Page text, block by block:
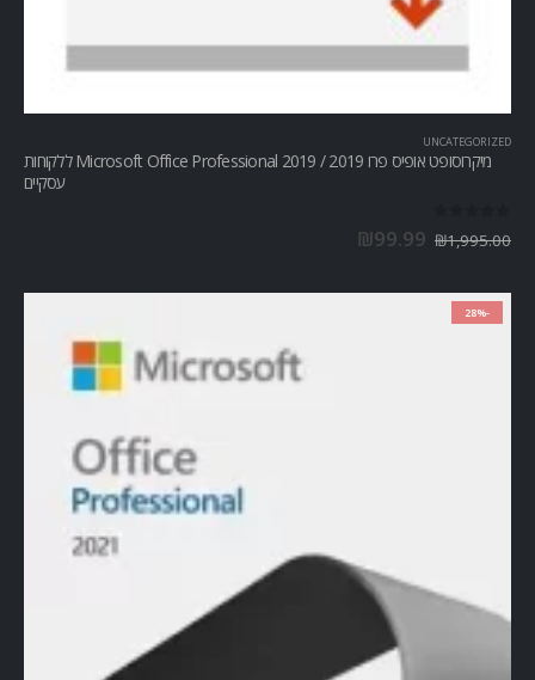
UNCATEGORIZED
מיקרוסופט אופיס פרו Microsoft Office Professional 2019 / 2019 ללקוחות
עסקיים
₪1,995.00
₪99.99
-28%